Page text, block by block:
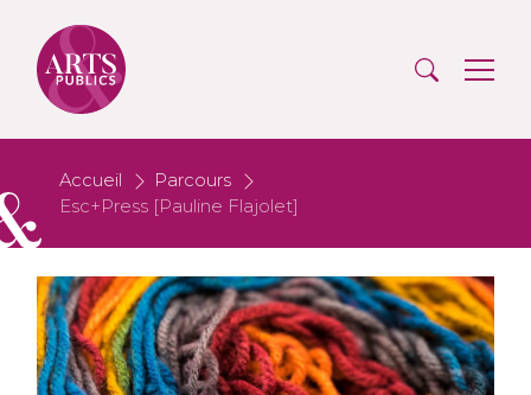
Accueil
Parcours
Esc+Press [Pauline Flajolet]